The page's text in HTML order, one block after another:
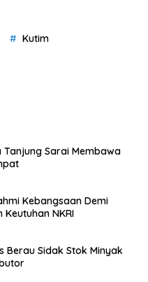
Kutim
Sarai Membawa
Kebangsaan Demi
NKRI
Berau Sidak Stok Minyak